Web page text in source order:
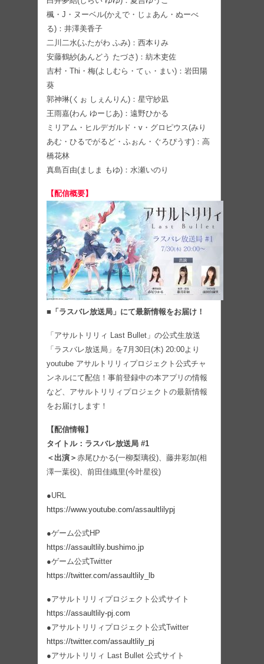
楓・J・ヌーベル(かえで・じょあん・ぬーべ
る)：井澤美香子
二川二水(ふたがわ ふみ)：西本りみ
安藤鶴紗(あんどう たづさ)：紡木吏佐
吉村・Thi・梅(よしむら・てぃ・まい)：岩田陽
葵
郭神琳(くぉ しぇんりん)：星守紗凪
王雨嘉(わん ゆーじあ)：遠野ひかる
ミリアム・ヒルデガルド・v・グロピウス(みり
あむ・ひるでがるど・ふぉん・ぐろぴうす)：高
橋花林
真島百由(ましま もゆ)：水瀬いのり
【配信概要】
■「ラスバレ放送局」にて最新情報をお届け！
「アサルトリリィ Last Bullet」の公式生放送
「ラスバレ放送局」を7月30日(木) 20:00より
youtube アサルトリリィプロジェクト公式チャ
ンネルにて配信！事前登録中の本アプリの情報
など、アサルトリリィプロジェクトの最新情報
をお届けします！
【配信情報】
タイトル：ラスバレ放送局 #1
＜出演＞ 赤尾ひかる(一柳梨璃役)、藤井彩加(相
澤一葉役)、前田佳織里(今叶星役)
●URL
https://www.youtube.com/assaultlilypj
●ゲーム公式HP
https://assaultlily.bushimo.jp
●ゲーム公式Twitter
https://twitter.com/assaultlily_lb
●アサルトリリィプロジェクト公式サイト
https://assaultlily-pj.com
●アサルトリリィプロジェクト公式Twitter
https://twitter.com/assaultlily_pj
●アサルトリリィ Last Bullet 公式サイト